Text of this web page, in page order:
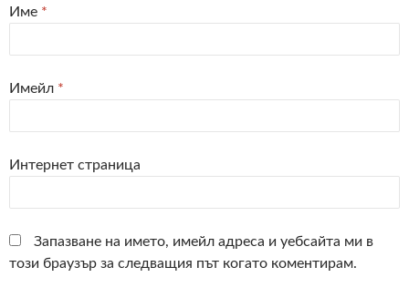
Име *
Имейл *
Интернет страница
Запазване на името, имейл адреса и уебсайта ми в
този браузър за следващия път когато коментирам.